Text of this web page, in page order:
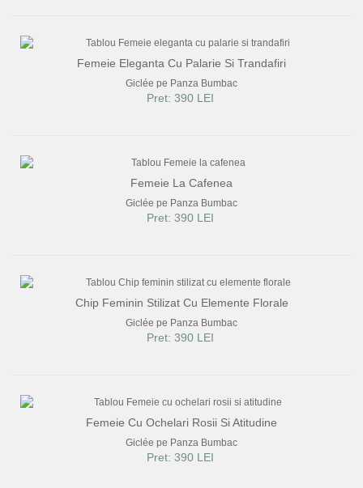
Femeie Eleganta Cu Palarie Si Trandafiri
Giclée pe Panza Bumbac
Pret: 390 LEI
Femeie La Cafenea
Giclée pe Panza Bumbac
Pret: 390 LEI
Chip Feminin Stilizat Cu Elemente Florale
Giclée pe Panza Bumbac
Pret: 390 LEI
Femeie Cu Ochelari Rosii Si Atitudine
Giclée pe Panza Bumbac
Pret: 390 LEI